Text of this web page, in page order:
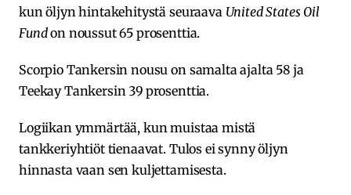
kun öljyn hintakehitystä seuraava United States Oil
Fundon noussut 65 prosenttia.
Scorpio Tankersin nousu on samalta ajalta 58 ja
Teekay Tankersin 39 prosenttia.
Logiikan ymmärtää, kun muistaa mistä
tankkeriyhtiöt tienaavat. Tulos ei synny öljyn
hinnasta vaan sen kuljettamisesta.